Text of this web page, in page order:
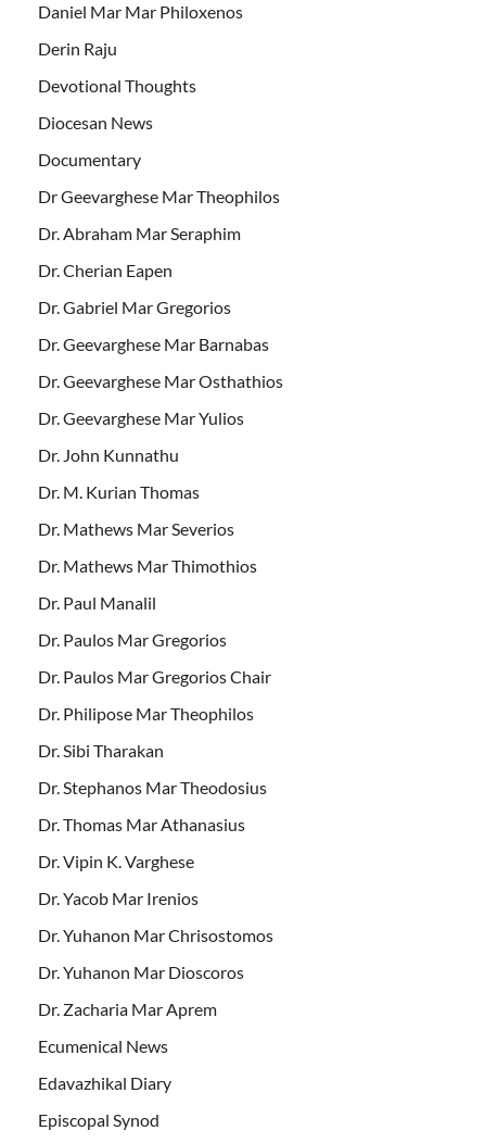
Daniel Mar Mar Philoxenos
Derin Raju
Devotional Thoughts
Diocesan News
Documentary
Dr Geevarghese Mar Theophilos
Dr. Abraham Mar Seraphim
Dr. Cherian Eapen
Dr. Gabriel Mar Gregorios
Dr. Geevarghese Mar Barnabas
Dr. Geevarghese Mar Osthathios
Dr. Geevarghese Mar Yulios
Dr. John Kunnathu
Dr. M. Kurian Thomas
Dr. Mathews Mar Severios
Dr. Mathews Mar Thimothios
Dr. Paul Manalil
Dr. Paulos Mar Gregorios
Dr. Paulos Mar Gregorios Chair
Dr. Philipose Mar Theophilos
Dr. Sibi Tharakan
Dr. Stephanos Mar Theodosius
Dr. Thomas Mar Athanasius
Dr. Vipin K. Varghese
Dr. Yacob Mar Irenios
Dr. Yuhanon Mar Chrisostomos
Dr. Yuhanon Mar Dioscoros
Dr. Zacharia Mar Aprem
Ecumenical News
Edavazhikal Diary
Episcopal Synod